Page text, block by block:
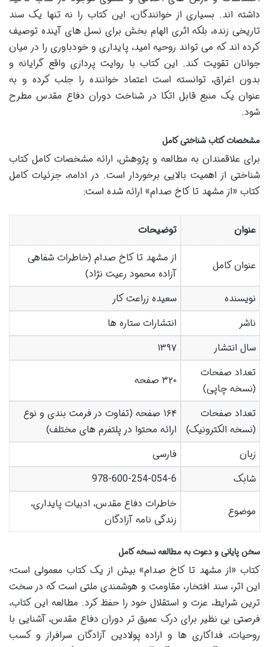
داشته اند. بسیاری از خوانندگان، این کتاب را نه تنها یک سند
تاریخی زنده، بلکه اثری الهام بخش برای نسل های آینده توصیف
کرده اند که می تواند روحیه امید، پایداری و خودباوری را در میان
جوانان تقویت کند. این کتاب با روایت پردازی واقع گرایانه و
بدون اغراق، توانسته است اعتماد خواننده را جلب کرده و به
عنوان یک منبع قابل اتکا در شناخت دوران دفاع مقدس مطرح
شود.
مشخصات کتاب شناختی کامل
برای علاقمندان به مطالعه و پژوهش، ارائه مشخصات کامل کتاب
شناختی از اهمیت بالایی برخوردار است. در ادامه، جزئیات کامل
کتاب «از مشهد تا کاخ صدام» ارائه شده است:
عنوان توضیحات
عنوان کامل
از مشهد تا کاخ صدام (خاطرات شفاهی
آزاده محمود رعیت نژاد)
نویسنده
سعیده زراعت کار
ناشر
انتشارات ستاره ها
سال انتشار
۱۳۹۷
تعداد صفحات
(نسخه چاپی)
۳۲۰ صفحه
تعداد صفحات
(نسخه الکترونیک)
۱۶۴ صفحه (تفاوت در فرمت بندی و نوع
ارائه محتوا در پلتفرم های مختلف)
زبان
فارسی
شابک
978-600-254-054-6
موضوع
خاطرات دفاع مقدس، ادبیات پایداری،
زندگی نامه آزادگان
سخن پایانی و دعوت به مطالعه نسخه کامل
کتاب «از مشهد تا کاخ صدام» بیش از یک کتاب معمولی است؛
این اثر، سند افتخار، مقاومت و هوشمندی ملتی است که در سخت
ترین شرایط، عزت و استقلال خود را حفظ کرد. مطالعه این کتاب،
فرصتی بی نظیر برای درک عمیق تر دوران دفاع مقدس، آشنایی با
روحیات، فداکاری ها و اراده پولادین آزادگان سرافراز و کسب